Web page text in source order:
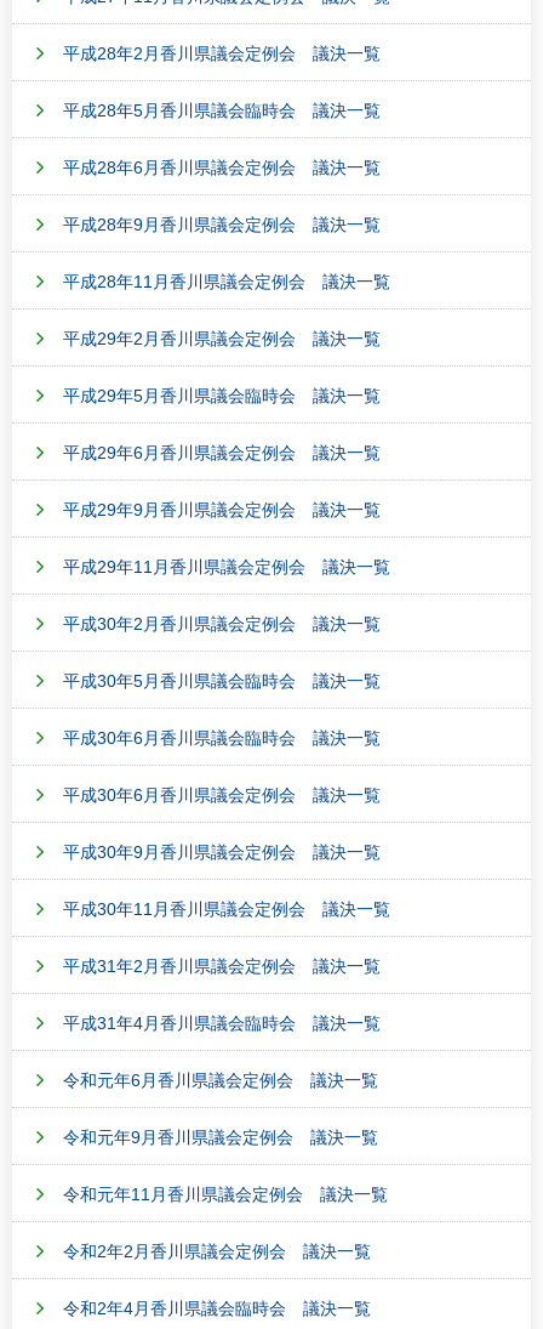
平成28年2月香川県議会定例会 議決一覧
平成28年5月香川県議会臨時会 議決一覧
平成28年6月香川県議会定例会 議決一覧
平成28年9月香川県議会定例会 議決一覧
平成28年11月香川県議会定例会 議決一覧
平成29年2月香川県議会定例会 議決一覧
平成29年5月香川県議会臨時会 議決一覧
平成29年6月香川県議会定例会 議決一覧
平成29年9月香川県議会定例会 議決一覧
平成29年11月香川県議会定例会 議決一覧
平成30年2月香川県議会定例会 議決一覧
平成30年5月香川県議会臨時会 議決一覧
平成30年6月香川県議会臨時会 議決一覧
平成30年6月香川県議会定例会 議決一覧
平成30年9月香川県議会定例会 議決一覧
平成30年11月香川県議会定例会 議決一覧
平成31年2月香川県議会定例会 議決一覧
平成31年4月香川県議会臨時会 議決一覧
令和元年6月香川県議会定例会 議決一覧
令和元年9月香川県議会定例会 議決一覧
令和元年11月香川県議会定例会 議決一覧
令和2年2月香川県議会定例会 議決一覧
令和2年4月香川県議会臨時会 議決一覧